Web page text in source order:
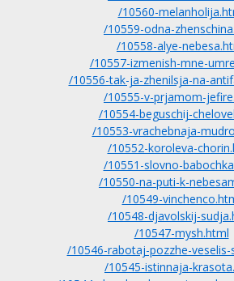
/10560-
/10559-odna-
/10558-alye-
/10557-izmenish-mne-
/10556-tak-ja-zhenilsja-na-
/10555-v-prjamom-
/10554-beguschij-
/10553-vrachebnaja-
/10552-koroleva-
/10551-slovno-
/10550-na-puti-k-
/10549-
/10548-djavolskij-
/10547-mysh.html
/10546-rabotaj-pozzhe-veselis-
/10545-istinnaja-